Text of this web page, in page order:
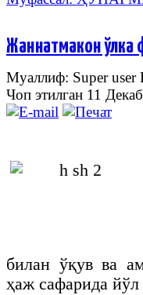
Жаннатмакон ўлка
Муаллиф: Super user
Чоп этилган 11
билан ўқув ва
ҳаж сафарида